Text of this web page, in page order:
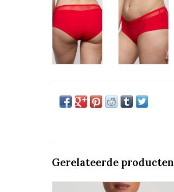
Gerelateerde producten
Mousse Bh Hartvorm